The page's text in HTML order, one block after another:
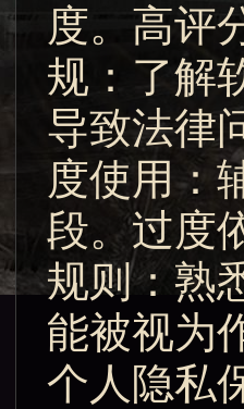
度。高评
规：了解
导致法律
度使用：
段。过度
规则：熟
能被视为
个人隐私